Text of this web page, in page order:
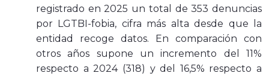
registrado en 2025 un total de 353 denuncias
por LGTBI-fobia, cifra más alta desde que la
entidad recoge datos. En comparación con
otros años supone un incremento del 11%
respecto a 2024 (318) y del 16,5% respecto a